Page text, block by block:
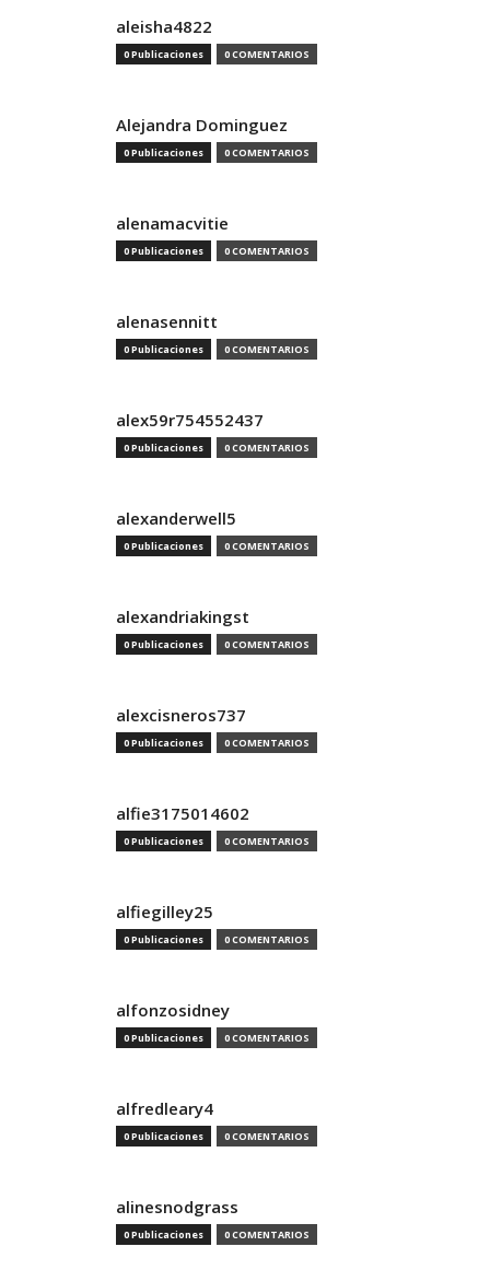
aleisha4822
0 Publicaciones 0 COMENTARIOS
Alejandra Dominguez
0 Publicaciones 0 COMENTARIOS
alenamacvitie
0 Publicaciones 0 COMENTARIOS
alenasennitt
0 Publicaciones 0 COMENTARIOS
alex59r754552437
0 Publicaciones 0 COMENTARIOS
alexanderwell5
0 Publicaciones 0 COMENTARIOS
alexandriakingst
0 Publicaciones 0 COMENTARIOS
alexcisneros737
0 Publicaciones 0 COMENTARIOS
alfie3175014602
0 Publicaciones 0 COMENTARIOS
alfiegilley25
0 Publicaciones 0 COMENTARIOS
alfonzosidney
0 Publicaciones 0 COMENTARIOS
alfredleary4
0 Publicaciones 0 COMENTARIOS
alinesnodgrass
0 Publicaciones 0 COMENTARIOS